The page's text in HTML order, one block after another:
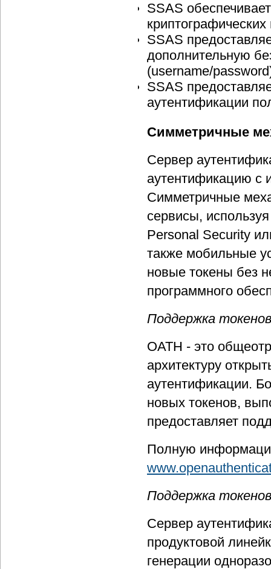
SSAS
SSAS
дополнительную
(username/
SSAS
аутентификации
Симметричные
Сервер
аутентификацию с
Симметричные
сервисы,
Personal Security
также мобильные
новые токены без
программного
Поддержка
OATH - это
архитектуру
аутентификации.
новых токенов,
предоставляет
Полную
Поддержка
Сервер
продуктовой
генерации